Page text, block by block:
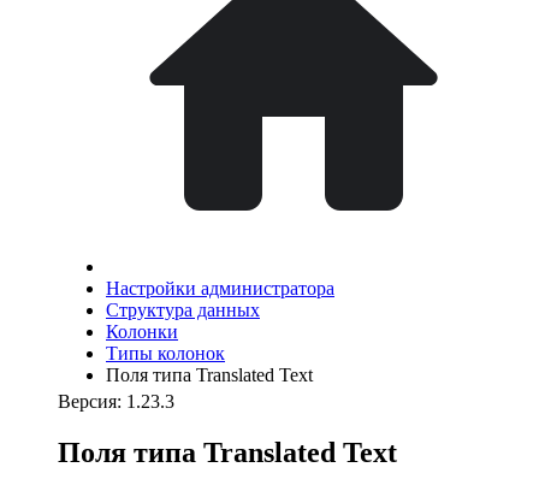
Настройки администратора
Структура данных
Колонки
Типы колонок
Поля типа Translated Text
Версия: 1.23.3
Поля типа Translated Text